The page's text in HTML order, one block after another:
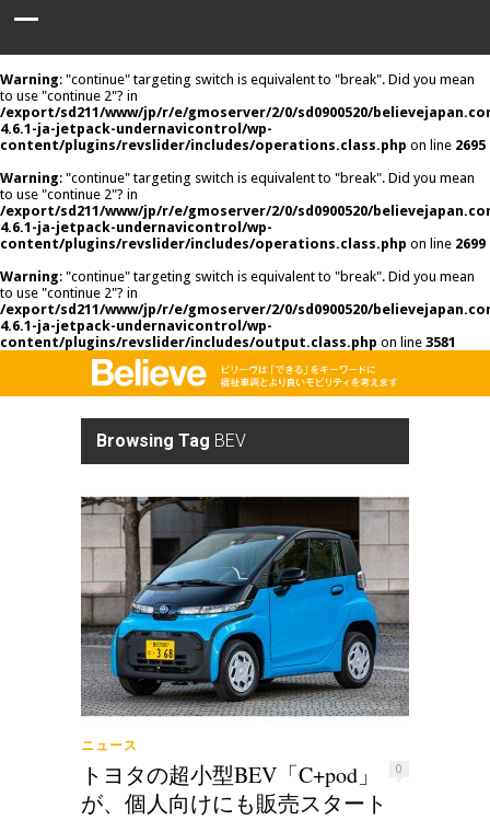
Warning: "continue" targeting switch is equivalent to "break". Did you mean
to use "continue 2"? in
/export/sd211/www/jp/r/e/gmoserver/2/0/sd0900520/
4.6.1-ja-jetpack-undernavicontrol/wp-
content/plugins/revslider/includes/operations.class.php on line 2695
Warning: "continue" targeting switch is equivalent to "break". Did you mean
to use "continue 2"? in
/export/sd211/www/jp/r/e/gmoserver/2/0/sd0900520/
4.6.1-ja-jetpack-undernavicontrol/wp-
content/plugins/revslider/includes/operations.class.php on line 2699
Warning: "continue" targeting switch is equivalent to "break". Did you mean
to use "continue 2"? in
/export/sd211/www/jp/r/e/gmoserver/2/0/sd0900520/
4.6.1-ja-jetpack-undernavicontrol/wp-
content/plugins/revslider/includes/output.class.php on line 3581
Browsing Tag BEV
ニュース
0
トヨタの超小型BEV「C+pod」
が、個人向けにも販売スタート